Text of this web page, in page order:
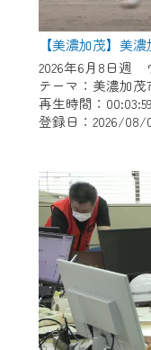
【美濃加茂】美
2026年6月8日週
テーマ：美濃加
再生時間：00:03:59
登録日：2026/08/